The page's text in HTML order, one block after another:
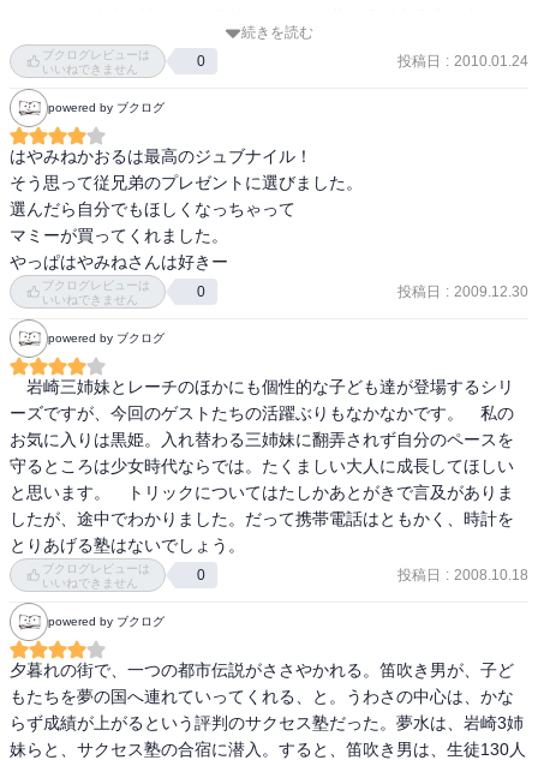
が！　こういうの見ると妙に嬉しくなっちゃうな。どんぴしゃツボ
をついてくれてる。
続きを読む
ブクログレビューは
いいねできません
0 投稿日 : 2010.01.24
powered by ブクログ
はやみねかおるは最高のジュブナイル！
そう思って従兄弟のプレゼントに選びました。
選んだら自分でもほしくなっちゃって
マミーが買ってくれました。
やっぱはやみねさんは好きー
ブクログレビューは
いいねできません
0 投稿日 : 2009.12.30
powered by ブクログ
岩崎三姉妹とレーチのほかにも個性的な子ども達が登場するシリ
ーズですが、今回のゲストたちの活躍ぶりもなかなかです。　私の
お気に入りは黒姫。入れ替わる三姉妹に翻弄されず自分のペースを
守るところは少女時代ならでは。たくましい大人に成長してほしい
と思います。　トリックについてはたしかあとがきで言及がありま
したが、途中でわかりました。だって携帯電話はともかく、時計を
とりあげる塾はないでしょう。
ブクログレビューは
いいねできません
0 投稿日 : 2008.10.18
powered by ブクログ
夕暮れの街で、一つの都市伝説がささやかれる。笛吹き男が、子ど
もたちを夢の国へ連れていってくれる、と。うわさの中心は、かな
らず成績が上がるという評判のサクセス塾だった。夢水は、岩崎3姉
妹らと、サクセス塾の合宿に潜入。すると、笛吹き男は、生徒130人